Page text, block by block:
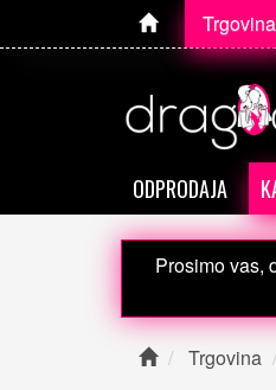
Trgovina
ODPRODAJA
Prosimo vas,
Trgovina